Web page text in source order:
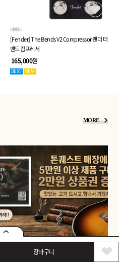
장바구니
이펙터
[Fender] The Bends V2 Compressor 펜더 더
벤드 컴프레서
165,000원
BEST NEW
MORE